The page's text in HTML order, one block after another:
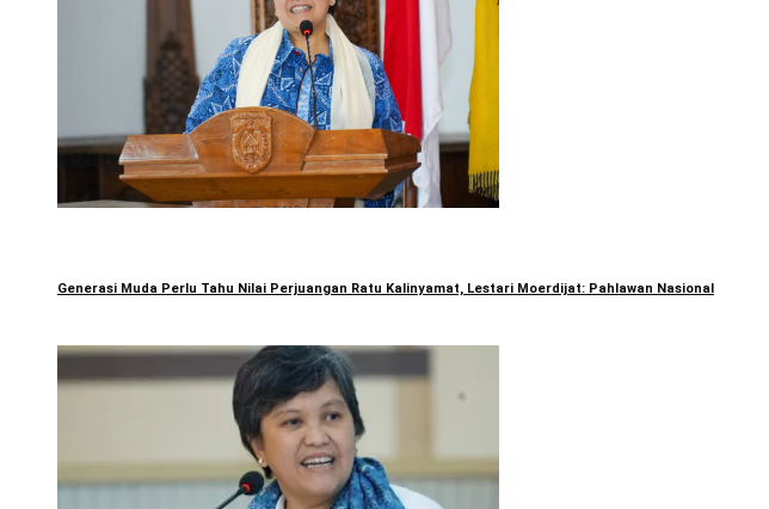
Generasi Muda Perlu Tahu Nilai Perjuangan Ratu Kalinyamat, Lestari Moerdijat: Pahlawan Nasional